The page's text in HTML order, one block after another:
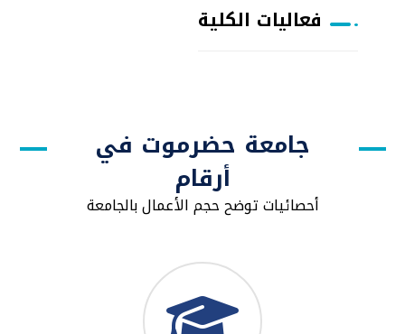
فعاليات الكلية
جامعة حضرموت في
أرقام
أحصائيات توضح حجم الأعمال بالجامعة